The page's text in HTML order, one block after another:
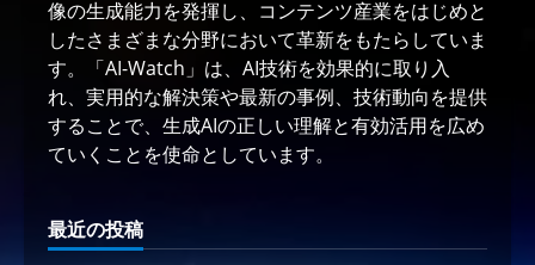
像の生成能力を発揮し、コンテンツ産業をはじめと
したさまざまな分野において革新をもたらしていま
す。「AI-Watch」は、AI技術を効果的に取り入
れ、実用的な解決策や最新の事例、技術動向を提供
することで、生成AIの正しい理解と有効活用を広め
ていくことを使命としています。
最近の投稿